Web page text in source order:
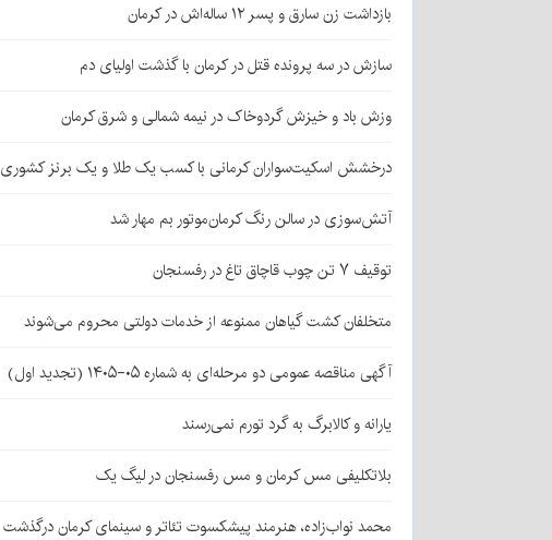
بازداشت زن سارق و پسر ۱۲ ساله‌اش در کرمان
سازش در سه پرونده قتل در کرمان با گذشت اولیای دم
وزش باد و خیزش گردوخاک در نیمه شمالی و شرق کرمان
درخشش اسکیت‌سواران کرمانی با کسب یک طلا و یک برنز کشوری
آتش‌سوزی در سالن رنگ کرمان‌موتور بم مهار شد
توقیف ۷ تن چوب قاچاق تاغ در رفسنجان
متخلفان کشت گیاهان ممنوعه از خدمات دولتی محروم می‌شوند
آگهی مناقصه عمومی دو مرحله‌ای به شماره ۰۵-۱۴۰۵ (تجدید اول)
یارانه و کالابرگ به گرد تورم نمی‌رسند
بلاتکلیفی مس کرمان و مس رفسنجان در لیگ یک
محمد نواب‌زاده، هنرمند پیشکسوت تئاتر و سینمای کرمان درگذشت